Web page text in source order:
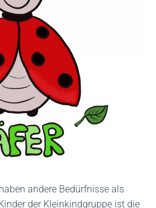
andere Bedürfnisse als
der Kleinkindgruppe ist die